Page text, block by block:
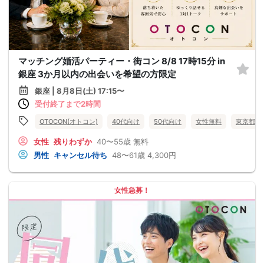
マッチング婚活パーティー・街コン 8/8 17時15分 in
銀座 3か月以内の出会いを希望の方限定
銀座 | 8月8日(土) 17:15〜
受付終了まで2時間
OTOCON(オトコン) 40代向け 50代向け 女性無料 東京都
女性 残りわずか 40〜55歳 無料
男性 キャンセル待ち 48〜61歳 4,300円
女性急募！